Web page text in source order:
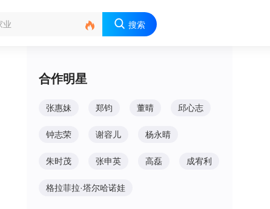
 搜索
合作明星
张惠妹 郑钧 董晴 邱心志
钟志荣 谢容儿 杨永晴
朱时茂 张申英 高磊 成宥利
格拉菲拉·塔尔哈诺娃